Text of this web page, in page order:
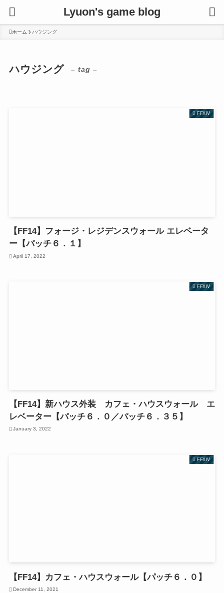
Lyuon's game blog
ホーム ハウジング
ハウジング – tag –
FFXIV
【FF14】フォージ・レジデンスウォール エレベータ
ー【パッチ６．１】
April 17, 2022
FFXIV
【FF14】新ハウス外装 カフェ・ハウスウォール エ
レベーター【パッチ６．０／パッチ６．３５】
January 3, 2022
FFXIV
【FF14】カフェ・ハウスウォール【パッチ６．０】
December 11, 2021